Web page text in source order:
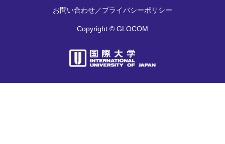
お問い合わせ／プライバシーポリシー
Copyright © GLOCOM